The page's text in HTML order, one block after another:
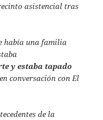
asistencial tras
había una familia
y estaba tapado
conversación con El
de la